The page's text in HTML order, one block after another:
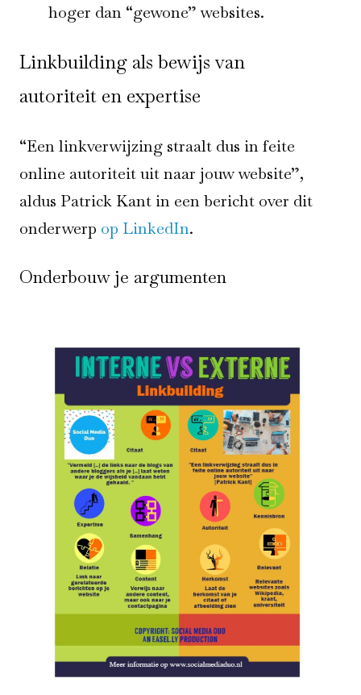
hoger dan “gewone” websites.
Linkbuilding als bewijs van
autoriteit en expertise
“Een linkverwijzing straalt dus in feite
online autoriteit uit naar jouw website”,
aldus Patrick Kant in een bericht over dit
onderwerp op LinkedIn.
Onderbouw je argumenten